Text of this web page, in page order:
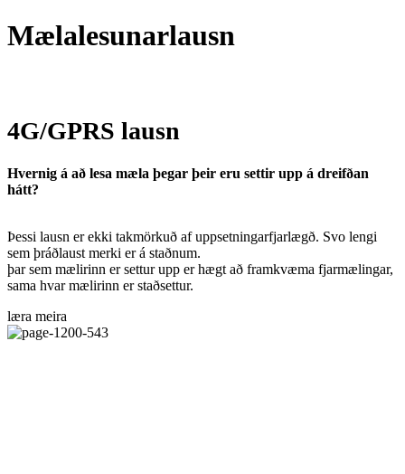
Mælalesunarlausn
4G/GPRS lausn
Hvernig á að lesa mæla þegar þeir eru settir upp á dreifðan
hátt?
Þessi lausn er ekki takmörkuð af uppsetningarfjarlægð. Svo lengi
sem þráðlaust merki er á staðnum.
þar sem mælirinn er settur upp er hægt að framkvæma fjarmælingar,
sama hvar mælirinn er staðsettur.
læra meira